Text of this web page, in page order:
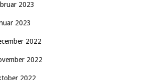
2023
2023
2022
2022
2022